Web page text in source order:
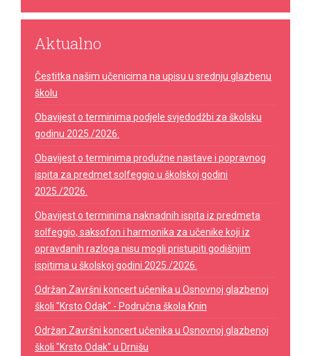
Aktualno
Čestitka našim učenicima na upisu u srednju glazbenu
školu
Obavijest o terminima podjele svjedodžbi za školsku
godinu 2025./2026.
Obavijest o terminima produžne nastave i popravnog
ispita za predmet solfeggio u školskoj godini
2025./2026.
Obavijest o terminima naknadnih ispita iz predmeta
solfeggio, saksofon i harmonika za učenike koji iz
opravdanih razloga nisu mogli pristupiti godišnjim
ispitima u školskoj godini 2025./2026.
Održan Završni koncert učenika u Osnovnoj glazbenoj
školi "Krsto Odak" - Područna škola Knin
Održan Završni koncert učenika u Osnovnoj glazbenoj
školi "Krsto Odak" u Drnišu